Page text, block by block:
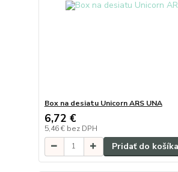
Box na desiatu Unicorn ARS UNA
6,72 €
5,46 € bez DPH
Pridať do košíka